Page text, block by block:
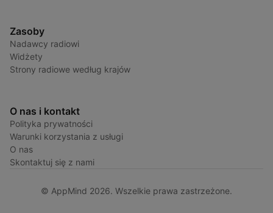
Zasoby
Nadawcy radiowi
Widżety
Strony radiowe według krajów
O nas i kontakt
Polityka prywatności
Warunki korzystania z usługi
O nas
Skontaktuj się z nami
© AppMind 2026. Wszelkie prawa zastrzeżone.